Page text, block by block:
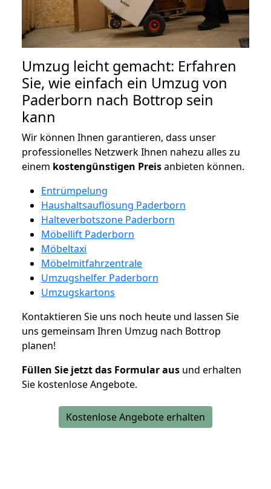
Umzug leicht gemacht: Erfahren
Sie, wie einfach ein Umzug von
Paderborn nach Bottrop sein
kann
Wir können Ihnen garantieren, dass unser
professionelles Netzwerk Ihnen nahezu alles zu
einem kostengünstigen Preisanbieten können.
Entrümpelung
Haushaltsauflösung Paderborn
Halteverbotszone Paderborn
Möbellift Paderborn
Möbeltaxi
Möbelmitfahrzentrale
Umzugshelfer Paderborn
Umzugskartons
Kontaktieren Sie uns noch heute und lassen Sie
uns gemeinsam Ihren Umzug nach Bottrop
planen!
Füllen Sie jetzt das Formular aus und erhalten
Sie kostenlose Angebote.
Kostenlose Angebote erhalten